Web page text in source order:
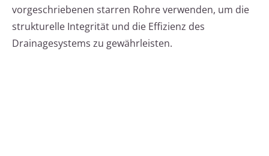
vorgeschriebenen starren Rohre verwenden, um die
strukturelle Integrität und die Effizienz des
Drainagesystems zu gewährleisten.